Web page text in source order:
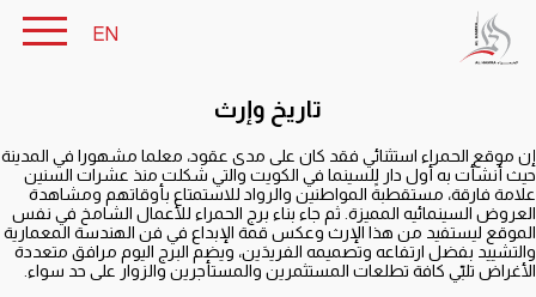
EN
تاريخ وإرث
إن موقع الحمراء استثنائي فقد كان على مدى عقود، معلما مشهورا في المدينة
حيث أنشأت به أول دار للسينما في الكويت والتي شكلت منذ عشرات السنين
علامة فارقة، مستقطبةً المواطنين والرواد للاستمتاع بأوقاتهم ومشاهدة
العروض السينمائيه المميزة. ثم جاء بناء برج الحمراء للأعمال الشامخ في نفس
الموقع ليستفيد من هذا الإرث وعكس قمة الإبداع في فن الهندسة المعمارية
والتشييد بفضل ارتفاعه وتصميمه الفريدَين، ويضم البرج اليوم مرافق متعددة
الأغراض تلبّي كافة تطلعات المستثمرين والمستأجرين والزوار على حد سواء.